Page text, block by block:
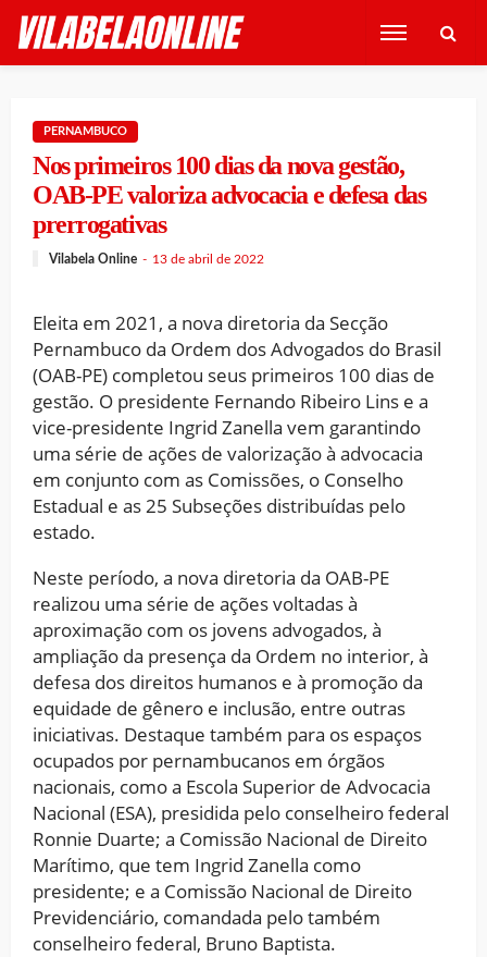
PERNAMBUCO
Nos primeiros 100 dias da nova gestão,
OAB-PE valoriza advocacia e defesa das
prerrogativas
Vilabela Online 13 de abril de 2022
Eleita em 2021, a nova diretoria da Secção
Pernambuco da Ordem dos Advogados do Brasil
(OAB-PE) completou seus primeiros 100 dias de
gestão. O presidente Fernando Ribeiro Lins e a
vice-presidente Ingrid Zanella vem garantindo
uma série de ações de valorização à advocacia
em conjunto com as Comissões, o Conselho
Estadual e as 25 Subseções distribuídas pelo
estado.
Neste período, a nova diretoria da OAB-PE
realizou uma série de ações voltadas à
aproximação com os jovens advogados, à
ampliação da presença da Ordem no interior, à
defesa dos direitos humanos e à promoção da
equidade de gênero e inclusão, entre outras
iniciativas. Destaque também para os espaços
ocupados por pernambucanos em órgãos
nacionais, como a Escola Superior de Advocacia
Nacional (ESA), presidida pelo conselheiro federal
Ronnie Duarte; a Comissão Nacional de Direito
Marítimo, que tem Ingrid Zanella como
presidente; e a Comissão Nacional de Direito
Previdenciário, comandada pelo também
conselheiro federal, Bruno Baptista.